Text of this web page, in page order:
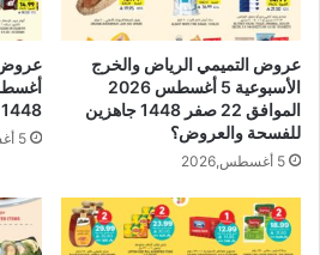
عروض التميمي الرياض والخرج
الأسبوعية 5 أغسطس 2026
الموافق 22 صفر 1448 جاهزين
للفسحة والعروض؟
5 أغسطس,2026
1448 جاهزين للفسحة والعروض؟
5 أغسطس,2026